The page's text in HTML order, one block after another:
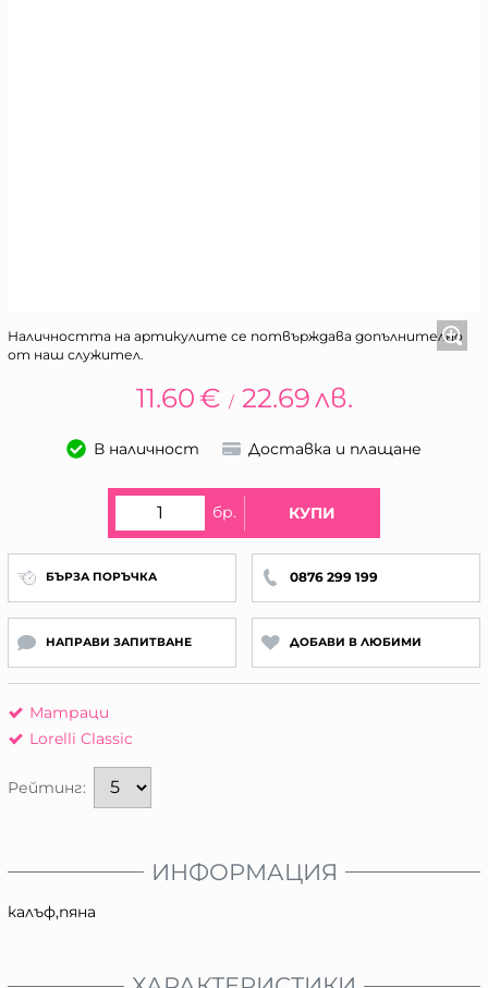
Наличността на артикулите се потвърждава допълнително
от наш служител.
11.60€ / 22.69лв.
В наличност Доставка и плащане
бр. КУПИ
БЪРЗА ПОРЪЧКА 0876 299 199
НАПРАВИ ЗАПИТВАНЕ ДОБАВИ В ЛЮБИМИ
Матраци
Lorelli Classic
Рейтинг:
ИНФОРМАЦИЯ
калъф,пяна